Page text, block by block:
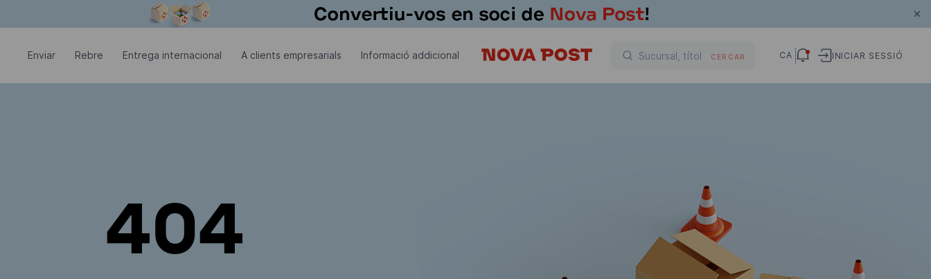
Enviar Rebre Entrega internacional A clients empresarials Informació addicional CERCAR CA INICIAR SESSIÓ
404
La finestra modal està oberta